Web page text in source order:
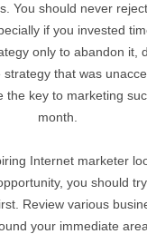
You should never
if you invested
only to abandon it,
that was
the key to marketing
month.
Internet marketer
you should
Review various
your immediate